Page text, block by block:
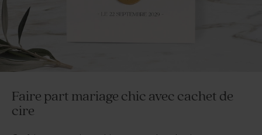
Faire part mariage chic avec cachet de
cire